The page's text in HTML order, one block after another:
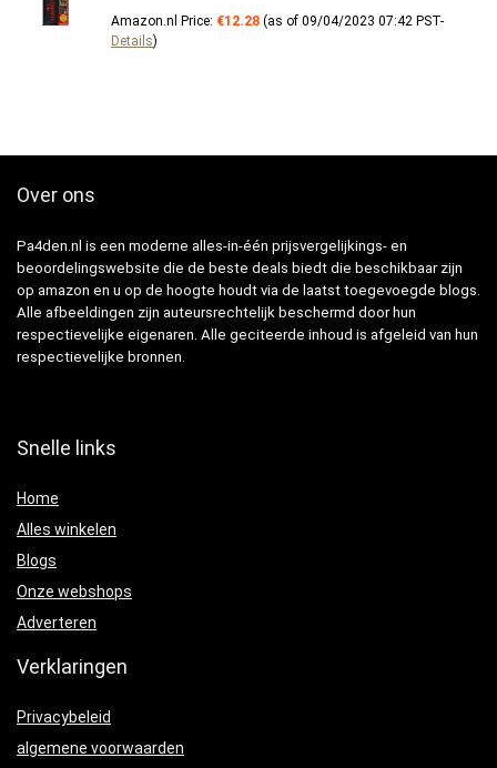
Amazon.nl Price: €12.28 (as of 09/04/2023 07:42 PST-
Details)
Over ons
Pa4den.nl is een moderne alles-in-één prijsvergelijkings- en
beoordelingswebsite die de beste deals biedt die beschikbaar zijn
op amazon en u op de hoogte houdt via de laatst toegevoegde blogs.
Alle afbeeldingen zijn auteursrechtelijk beschermd door hun
respectievelijke eigenaren. Alle geciteerde inhoud is afgeleid van hun
respectievelijke bronnen.
Snelle links
Home
Alles winkelen
Blogs
Onze webshops
Adverteren
Verklaringen
Privacybeleid
algemene voorwaarden